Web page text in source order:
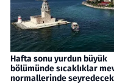
Hafta sonu yurdun büyük
bölümünde sıcaklıklar
normallerinde seyredecek